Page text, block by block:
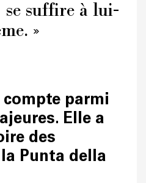
suffire à lui-
»
compte parmi
Elle a
des
Punta della